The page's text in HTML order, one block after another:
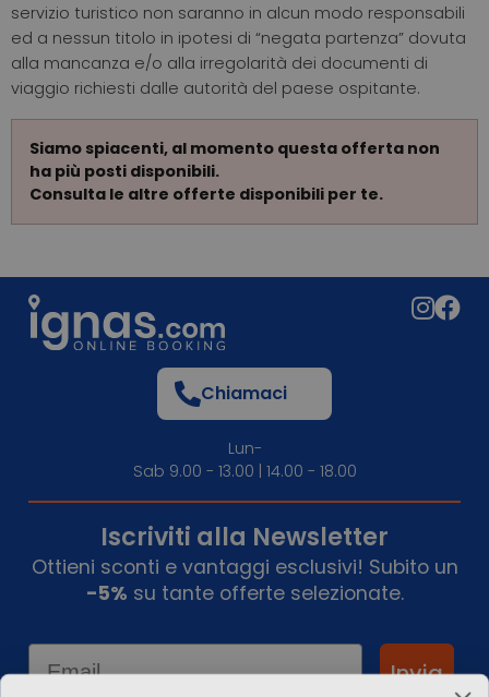
servizio turistico non saranno in alcun modo responsabili
ed a nessun titolo in ipotesi di “negata partenza” dovuta
alla mancanza e/o alla irregolarità dei documenti di
viaggio richiesti dalle autorità del paese ospitante.
Siamo spiacenti, al momento questa offerta non
ha più posti disponibili.
Consulta le altre offerte disponibili per te.
Chiamaci
Lun-
Sab 9.00 - 13.00 | 14.00 - 18.00
Iscriviti alla Newsletter
Ottieni sconti e vantaggi esclusivi! Subito un
-5% su tante offerte selezionate.
Email
Invia